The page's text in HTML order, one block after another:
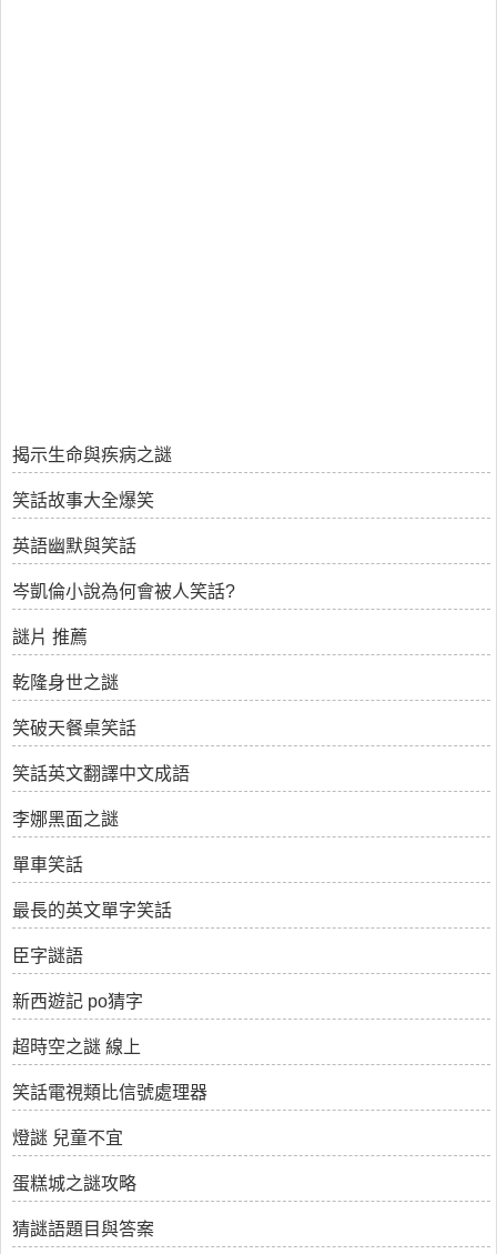
揭示生命與疾病之謎
笑話故事大全爆笑
英語幽默與笑話
岑凱倫小說為何會被人笑話?
謎片 推薦
乾隆身世之謎
笑破天餐桌笑話
笑話英文翻譯中文成語
李娜黑面之謎
單車笑話
最長的英文單字笑話
臣字謎語
新西遊記 po猜字
超時空之謎 線上
笑話電視類比信號處理器
燈謎 兒童不宜
蛋糕城之謎攻略
猜謎語題目與答案